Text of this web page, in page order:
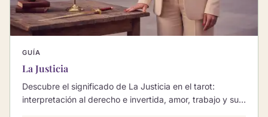
GUÍA
La Justicia
Descubre el significado de La Justicia en el tarot:
interpretación al derecho e invertida, amor, trabajo y sus